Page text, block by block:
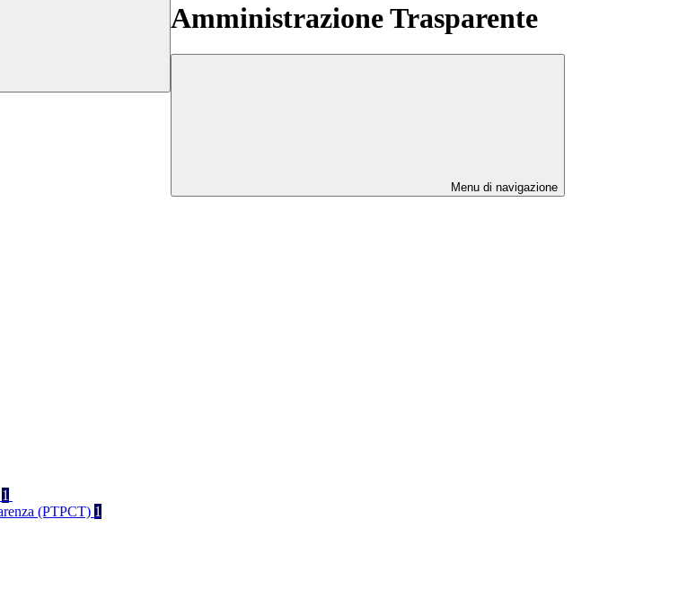
Amministrazione Trasparente
Menu di navigazione
1
(PTPCT) 1